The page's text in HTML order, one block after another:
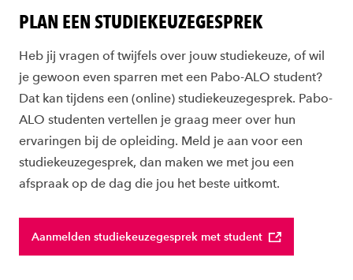
PLAN EEN STUDIEKEUZEGESPREK
Heb jij vragen of twijfels over jouw studiekeuze, of wil
je gewoon even sparren met een Pabo-ALO student?
Dat kan tijdens een (online) studiekeuzegesprek. Pabo-
ALO studenten vertellen je graag meer over hun
ervaringen bij de opleiding. Meld je aan voor een
studiekeuzegesprek, dan maken we met jou een
afspraak op de dag die jou het beste uitkomt.
Aanmelden studiekeuzegesprek met student